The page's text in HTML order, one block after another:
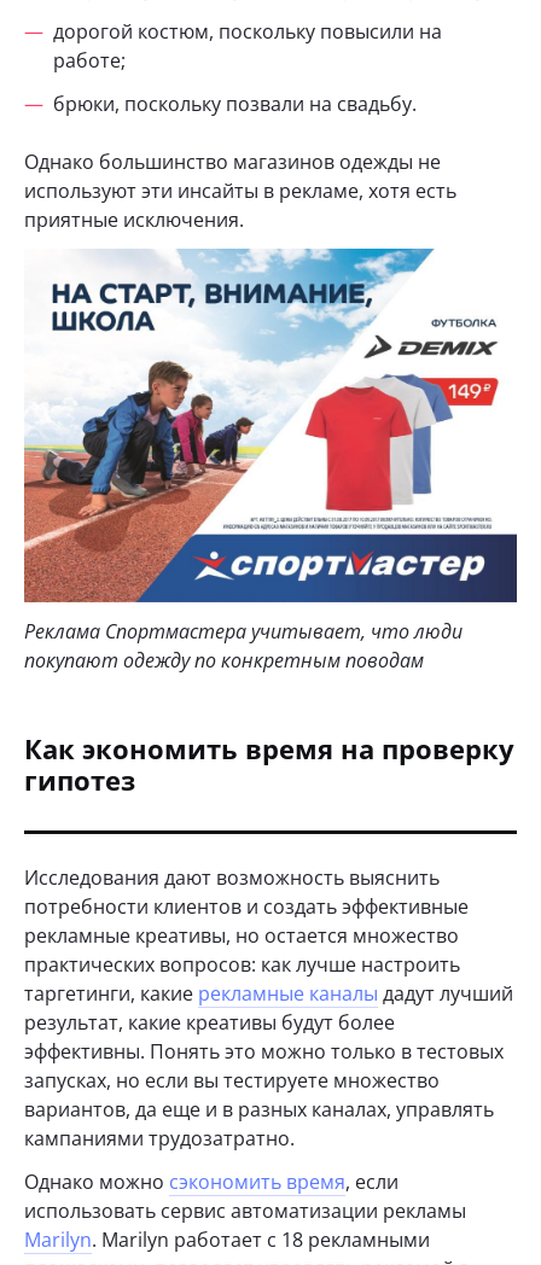
дорогой костюм, поскольку повысили на
работе;
брюки, поскольку позвали на свадьбу.
Однако большинство магазинов одежды не
используют эти инсайты в рекламе, хотя есть
приятные исключения.
Реклама Спортмастера учитывает, что люди
покупают одежду по конкретным поводам
Как экономить время на проверку
гипотез
Исследования дают возможность выяснить
потребности клиентов и создать эффективные
рекламные креативы, но остается множество
практических вопросов: как лучше настроить
таргетинги, какие рекламные каналы дадут лучший
результат, какие креативы будут более
эффективны. Понять это можно только в тестовых
запусках, но если вы тестируете множество
вариантов, да еще и в разных каналах, управлять
кампаниями трудозатратно.
Однако можно сэкономить время, если
использовать сервис автоматизации рекламы
Marilyn. Marilyn работает с 18 рекламными